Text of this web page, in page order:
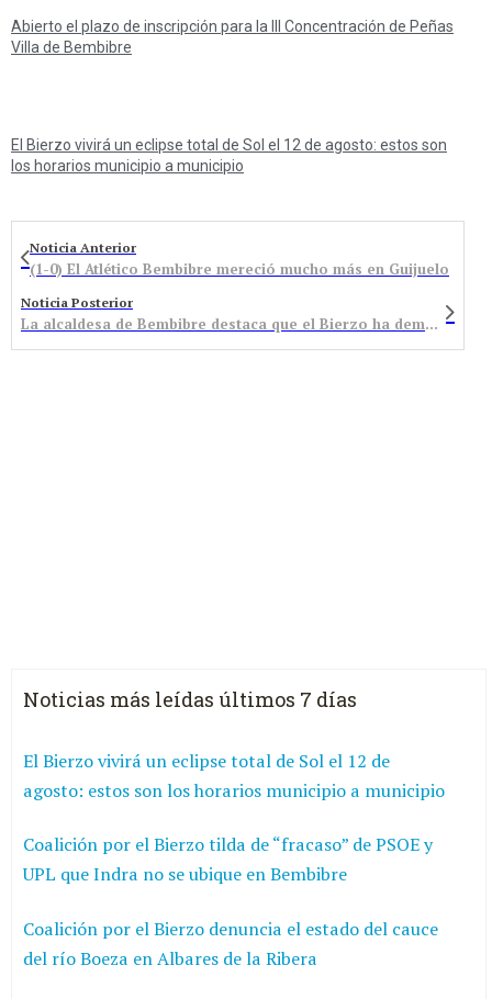
Abierto el plazo de inscripción para la III Concentración de Peñas
Villa de Bembibre
El Bierzo vivirá un eclipse total de Sol el 12 de agosto: estos son
los horarios municipio a municipio
Noticia Anterior
(1-0) El Atlético Bembibre mereció mucho más en Guijuelo
Noticia Posterior
La alcaldesa de Bembibre destaca que el Bierzo ha demostrado “su protesta en las urnas” por la sanidad rural, falta de servicios públicos y el “abandono” de la Junta
Noticias más leídas últimos 7 días
El Bierzo vivirá un eclipse total de Sol el 12 de
agosto: estos son los horarios municipio a municipio
Coalición por el Bierzo tilda de “fracaso” de PSOE y
UPL que Indra no se ubique en Bembibre
Coalición por el Bierzo denuncia el estado del cauce
del río Boeza en Albares de la Ribera